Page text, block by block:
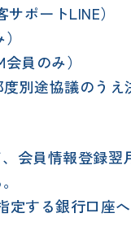
ポートLINE）
員のみ）
別途協議のうえ
会員情報登録
する銀行口座